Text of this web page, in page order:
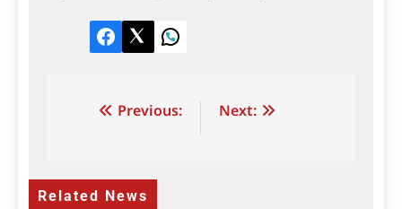
Facebook
TwitterLinkedIn
Post Previous: Next:
Related News